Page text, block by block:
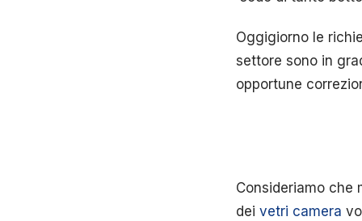
Oggigiorno le
settore sono in
opportune
Consideriamo che
dei vetri camera